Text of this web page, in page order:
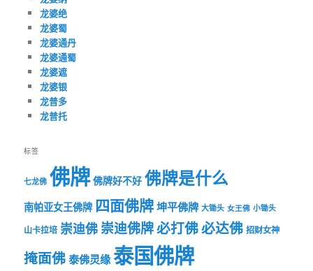
龙婆绝
龙婆蜀
龙婆通丹
龙婆通蜀
龙婆遮
龙婆银
龙普多
龙普托
标签
七龙佛 佛牌 佛牌好不好 佛牌是什么
南帕亚女王佛牌 四面佛牌坤平佛牌 大锄头 女王佛 小锄头
山卡拉培 崇迪佛崇迪佛牌必打佛必达佛 招财女神
掩面佛泰佛灵缘泰国佛牌